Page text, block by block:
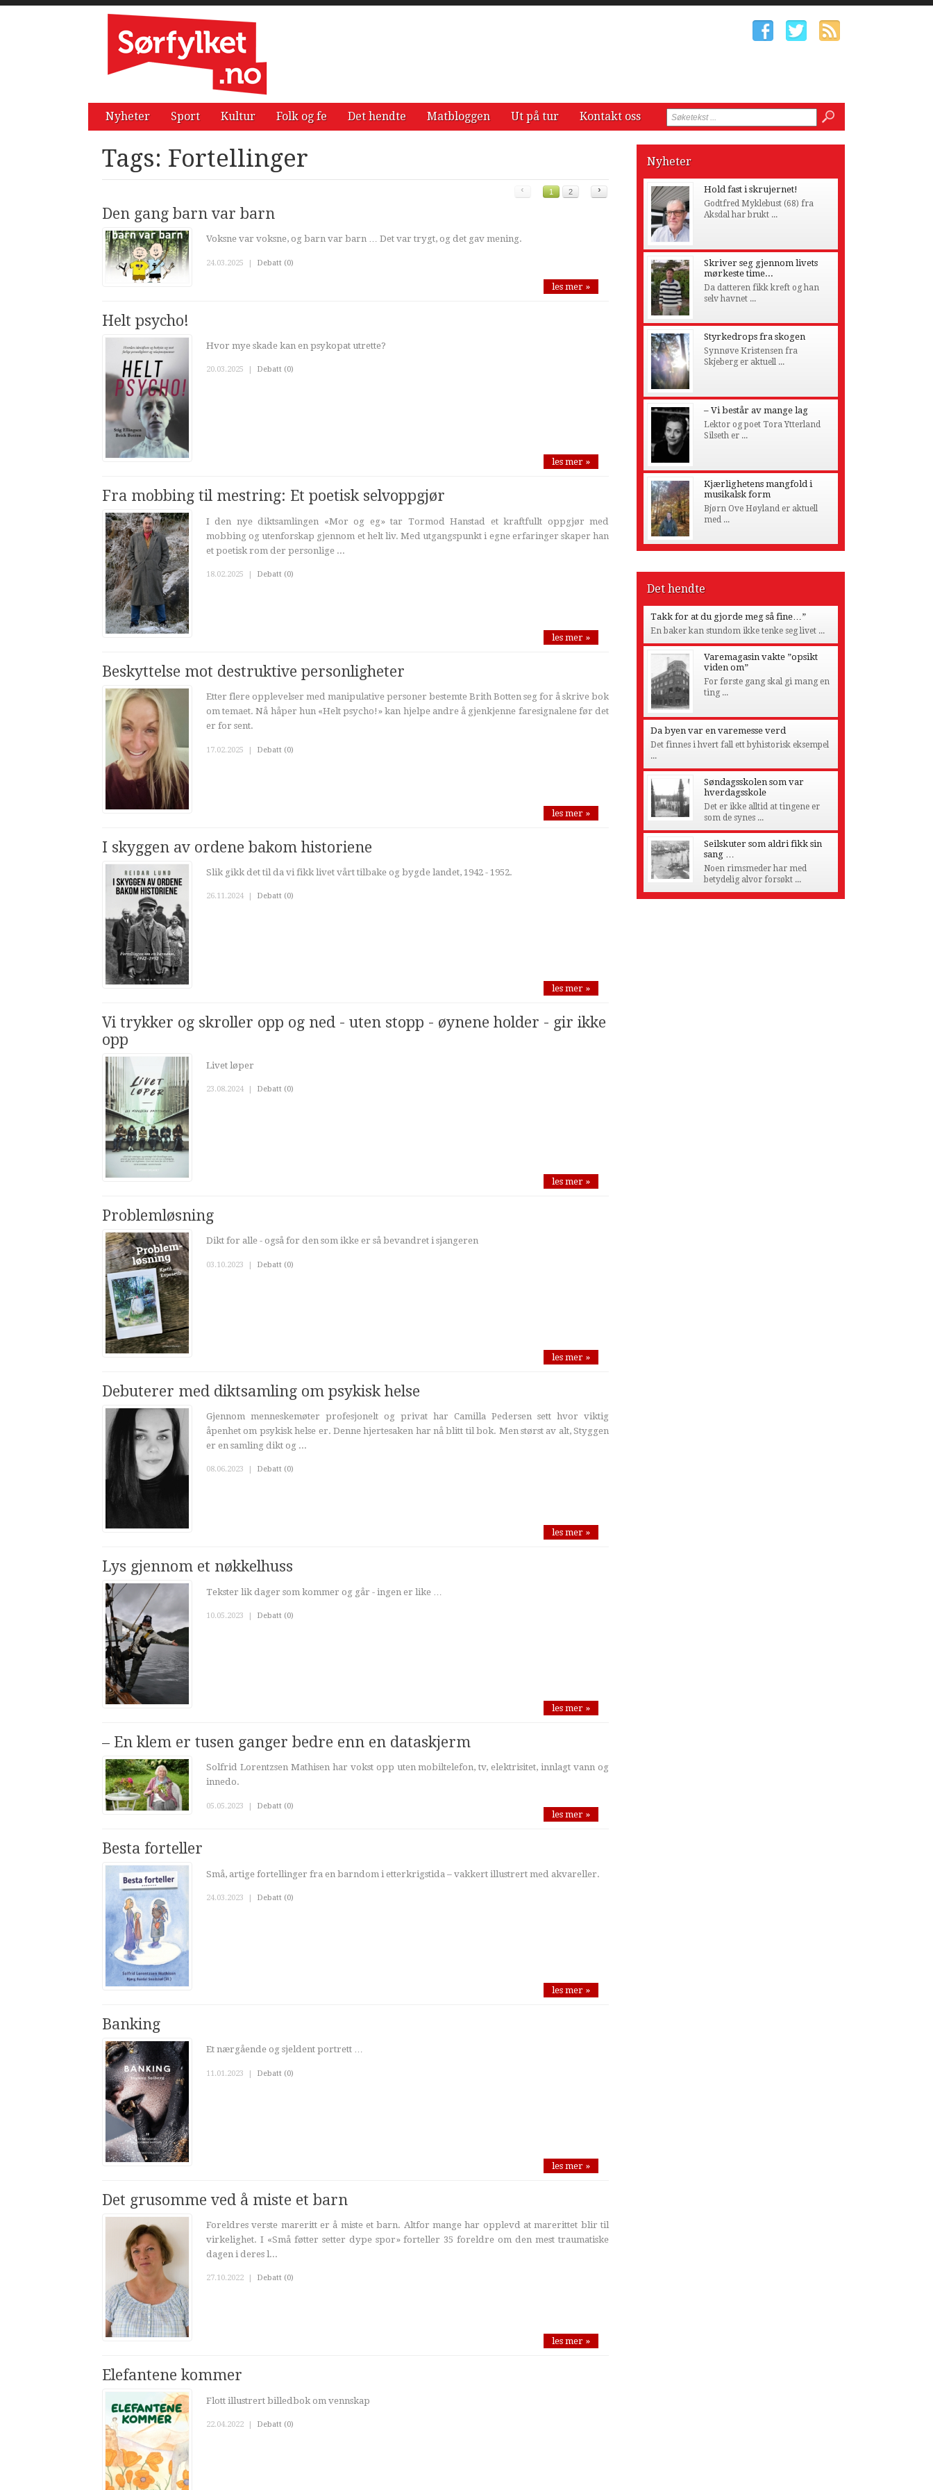
Nyheter Sport Kultur Folk og fe Det hendte Matbloggen Ut på tur Kontakt oss
Tags: Fortellinger
‹ 1 2 ›
Den gang barn var barn
Voksne var voksne, og barn var barn … Det var trygt, og det gav mening.
24.03.2025 | Debatt (0)
les mer »
Helt psycho!
Hvor mye skade kan en psykopat utrette?
20.03.2025 Debatt (0)
les mer »
Fra mobbing til mestring: Et poetisk selvoppgjør
I den nye diktsamlingen «Mor og eg» tar Tormod Hanstad et kraftfullt oppgjør med
mobbing og utenforskap gjennom et helt liv. Med utgangspunkt i egne erfaringer skaper han
et poetisk rom der personlige ...
18.02.2025 | Debatt (0)
les mer »
Beskyttelse mot destruktive personligheter
Etter flere opplevelser med manipulative personer bestemte Brith Botten seg for å skrive bok
om temaet. Nå håper hun «Helt psycho!» kan hjelpe andre å gjenkjenne faresignalene før det
er for sent.
17.02.2025 | Debatt (0)
les mer »
I skyggen av ordene bakom historiene
Slik gikk det til da vi fikk livet vårt tilbake og bygde landet, 1942 - 1952.
26.11.2024 Debatt (0)
les mer »
Vi trykker og skroller opp og ned - uten stopp - øynene holder - gir ikke
opp
Livet løper
23.08.2024 | Debatt (0)
les mer »
Problemløsning
Dikt for alle - også for den som ikke er så bevandret i sjangeren
03.10.2023 | Debatt (0)
les mer »
Debuterer med diktsamling om psykisk helse
Gjennom menneskemøter profesjonelt og privat har Camilla Pedersen sett hvor viktig
åpenhet om psykisk helse er. Denne hjertesaken har nå blitt til bok. Men størst av alt, Styggen
er en samling dikt og ...
08.06.2023 Debatt (0)
les mer »
Lys gjennom et nøkkelhuss
Tekster lik dager som kommer og går - ingen er like …
10.05.2023 | Debatt (0)
les mer »
– En klem er tusen ganger bedre enn en dataskjerm
Solfrid Lorentzsen Mathisen har vokst opp uten mobiltelefon, tv, elektrisitet, innlagt vann og
innedo.
05.05.2023 | Debatt (0)
les mer »
Besta forteller
Små, artige fortellinger fra en barndom i etterkrigstida – vakkert illustrert med akvareller.
24.03.2023 Debatt (0)
les mer »
Banking
Et nærgående og sjeldent portrett …
11.01.2023 | Debatt (0)
les mer »
Det grusomme ved å miste et barn
Foreldres verste mareritt er å miste et barn. Altfor mange har opplevd at marerittet blir til
virkelighet. I «Små føtter setter dype spor» forteller 35 foreldre om den mest traumatiske
dagen i deres l...
27.10.2022 Debatt (0)
les mer »
Elefantene kommer
Flott illustrert billedbok om vennskap
22.04.2022 Debatt (0)
Nyheter
Hold fast i skrujernet!
Godtfred Myklebust (68) fra
Aksdal har brukt ...
Skriver seg gjennom livets
mørkeste time...
Da datteren fikk kreft og han
selv havnet ...
Styrkedrops fra skogen
Synnøve Kristensen fra
Skjeberg er aktuell ...
– Vi består av mange lag
Lektor og poet Tora Ytterland
Silseth er ...
Kjærlighetens mangfold i
musikalsk form
Bjørn Ove Høyland er aktuell
med ...
Det hendte
Takk for at du gjorde meg så fine…”
En baker kan stundom ikke tenke seg livet ...
Varemagasin vakte ”opsikt
viden om”
For første gang skal gi mang en
ting ...
Da byen var en varemesse verd
Det finnes i hvert fall ett byhistorisk eksempel
...
Søndagsskolen som var
hverdagsskole
Det er ikke alltid at tingene er
som de synes ...
Seilskuter som aldri fikk sin
sang …
Noen rimsmeder har med
betydelig alvor forsøkt ...